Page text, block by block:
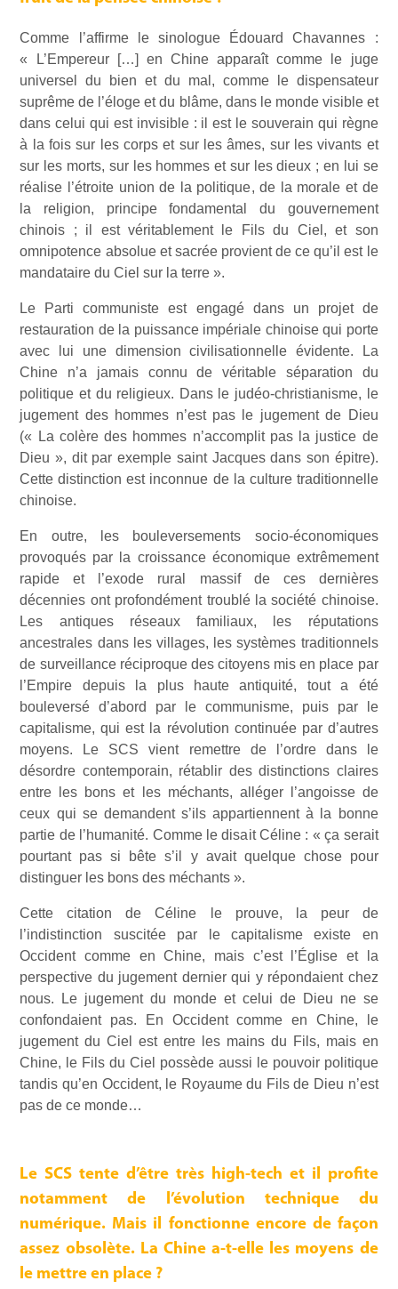
Comme l’affirme le sinologue Édouard Chavannes :
« L’Empereur […] en Chine apparaît comme le juge
universel du bien et du mal, comme le dispensateur
suprême de l’éloge et du blâme, dans le monde visible et
dans celui qui est invisible : il est le souverain qui règne
à la fois sur les corps et sur les âmes, sur les vivants et
sur les morts, sur les hommes et sur les dieux ; en lui se
réalise l’étroite union de la politique, de la morale et de
la religion, principe fondamental du gouvernement
chinois ; il est véritablement le Fils du Ciel, et son
omnipotence absolue et sacrée provient de ce qu’il est le
mandataire du Ciel sur la terre ».
Le Parti communiste est engagé dans un projet de
restauration de la puissance impériale chinoise qui porte
avec lui une dimension civilisationnelle évidente. La
Chine n’a jamais connu de véritable séparation du
politique et du religieux. Dans le judéo-christianisme, le
jugement des hommes n’est pas le jugement de Dieu
(« La colère des hommes n’accomplit pas la justice de
Dieu », dit par exemple saint Jacques dans son épitre).
Cette distinction est inconnue de la culture traditionnelle
chinoise.
En outre, les bouleversements socio-économiques
provoqués par la croissance économique extrêmement
rapide et l’exode rural massif de ces dernières
décennies ont profondément troublé la société chinoise.
Les antiques réseaux familiaux, les réputations
ancestrales dans les villages, les systèmes traditionnels
de surveillance réciproque des citoyens mis en place par
l’Empire depuis la plus haute antiquité, tout a été
bouleversé d’abord par le communisme, puis par le
capitalisme, qui est la révolution continuée par d’autres
moyens. Le SCS vient remettre de l’ordre dans le
désordre contemporain, rétablir des distinctions claires
entre les bons et les méchants, alléger l’angoisse de
ceux qui se demandent s’ils appartiennent à la bonne
partie de l’humanité. Comme le disait Céline : « ça serait
pourtant pas si bête s’il y avait quelque chose pour
distinguer les bons des méchants ».
Cette citation de Céline le prouve, la peur de
l’indistinction suscitée par le capitalisme existe en
Occident comme en Chine, mais c’est l’Église et la
perspective du jugement dernier qui y répondaient chez
nous. Le jugement du monde et celui de Dieu ne se
confondaient pas. En Occident comme en Chine, le
jugement du Ciel est entre les mains du Fils, mais en
Chine, le Fils du Ciel possède aussi le pouvoir politique
tandis qu’en Occident, le Royaume du Fils de Dieu n’est
pas de ce monde…
Le SCS tente d’être très high-tech et il profite
notamment de l’évolution technique du
numérique. Mais il fonctionne encore de façon
assez obsolète. La Chine a-t-elle les moyens de
le mettre en place ?